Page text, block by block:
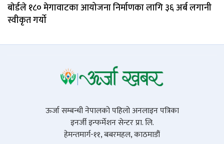
बाेर्डले १८० मेगावाटका आयोजना निर्माणका लागि ३६ अर्ब लगानी
स्वीकृत गर्याे
ऊर्जा सम्बन्धी नेपालको पहिलो अनलाइन पत्रिका
इनर्जी इन्फर्मेशन सेन्टर प्रा. लि.
हेमन्तमार्ग-११, बबरमहल, काठमाडौं